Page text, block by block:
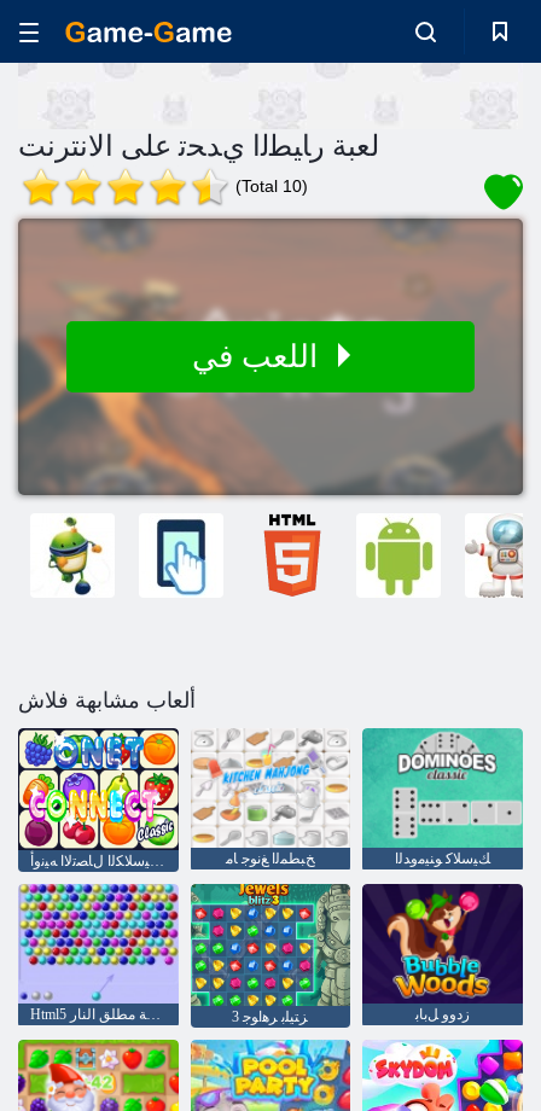
لعبة ﺭﺎﻴﻄﻟﺍ ﻱﺪﺤﺗ على الانترنت
(Total 10)
ألعاب مشابهة فلاش
ﺔﻴﻜﻴﺳﻼ ﻜﻟﺍ ﻝﺎﺼﺗﻻ ﺍ ﻪﻴﻧﻭﺃ ﺦﺒﻄﻤﻟﺍ ﻎﻧﻮﺟ ﺎﻣ ﻚﻴﺳﻼ ﻛ ﻮﻨﻴﻣﻭﺪﻟﺍ
Html5 ﺭفقاعة مطلق النار 3 ﺰﺘﻴﻠﺑ ﺮﻫﺍﻮﺟ ﺯﺩﻭﻭ ﻞﺑﺎﺑ